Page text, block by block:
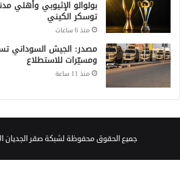
بولوالو الإثيوبي وأهلي
توسكر الكيني
منذ 6 ساعات
مصدر: الجيش السوداني
ومسيّرات للاستطلاع
منذ 11 ساعة
جميع الحقوق محفوظة لشبكة صقر الجديان